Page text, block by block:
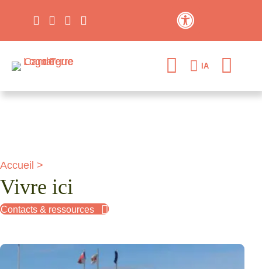
IA
Accueil >
Vivre ici
Contacts & ressources